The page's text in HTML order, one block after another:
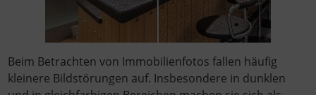
Beim Betrachten von Immobilienfotos fallen häufig
kleinere Bildstörungen auf. Insbesondere in dunklen